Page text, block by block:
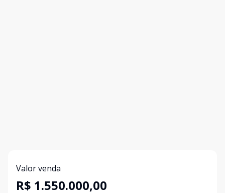
Valor venda
R$ 1.550.000,00